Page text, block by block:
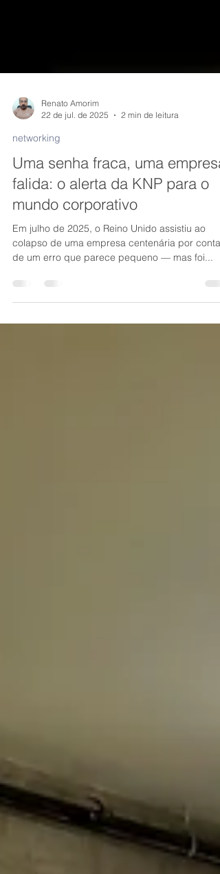
22 de jul. de 2025
networking
Uma senha fraca, uma empresa
falida: o alerta da KNP para o
mundo corporativo
Em julho de 2025, o Reino Unido assistiu ao
de um erro que parece pequeno — mas foi...